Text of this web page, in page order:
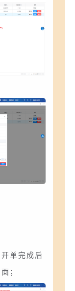
单完成后
；